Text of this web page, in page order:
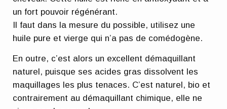
un fort pouvoir régénérant.
Il faut dans la mesure du possible, utilisez une
huile pure et vierge qui n’a pas de comédogène.
En outre, c’est alors un excellent démaquillant
naturel, puisque ses acides gras dissolvent les
maquillages les plus tenaces. C’est naturel, bio et
contrairement au démaquillant chimique, elle ne